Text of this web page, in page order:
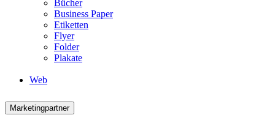
Bücher
Business Paper
Etiketten
Flyer
Folder
Plakate
Web
Marketingpartner